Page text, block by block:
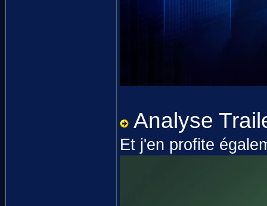
Analyse
Et j'en profite